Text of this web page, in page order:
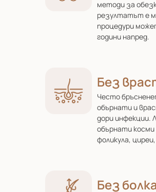
методи за
резултатът е
процедури
години напред.
Без
Често
обърнати и
дори инфекции.
обърнати
фоликула,
Без